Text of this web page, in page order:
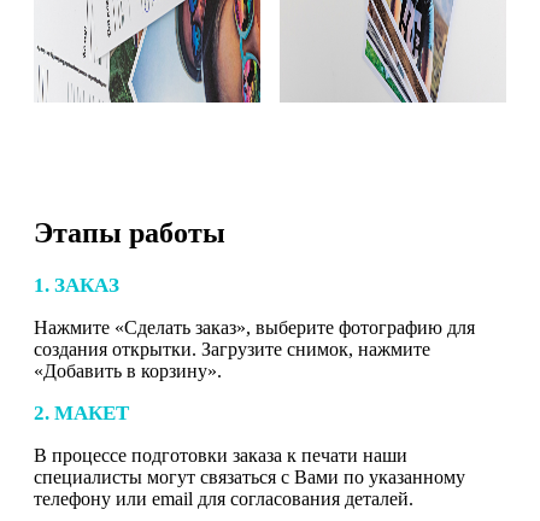
Этапы работы
1. ЗАКАЗ
Нажмите «Сделать заказ», выберите фотографию для
создания открытки. Загрузите снимок, нажмите
«Добавить в корзину».
2. МАКЕТ
В процессе подготовки заказа к печати наши
специалисты могут связаться с Вами по указанному
телефону или email для согласования деталей.